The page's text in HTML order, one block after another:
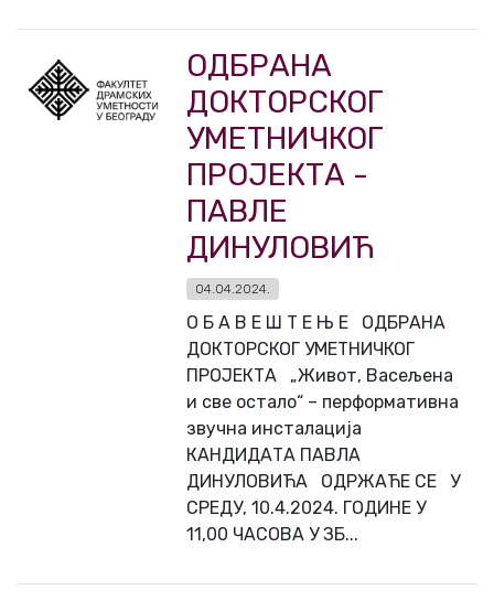
ОДБРАНА
ДОКТОРСКОГ
УМЕТНИЧКОГ
ПРОЈЕКТА -
ПАВЛЕ
ДИНУЛОВИЋ
04.04.2024.
О Б А В Е Ш Т Е Њ Е ОДБРАНА
ДОКТОРСКОГ УМЕТНИЧКОГ
ПРОЈЕКТА „Живот, Васељена
и све остало“ – перформативна
звучна инсталација
КАНДИДАТА ПАВЛА
ДИНУЛОВИЋА ОДРЖАЋЕ СЕ У
СРЕДУ, 10.4.2024. ГОДИНЕ У
11,00 ЧАСОВА У ЗБ...